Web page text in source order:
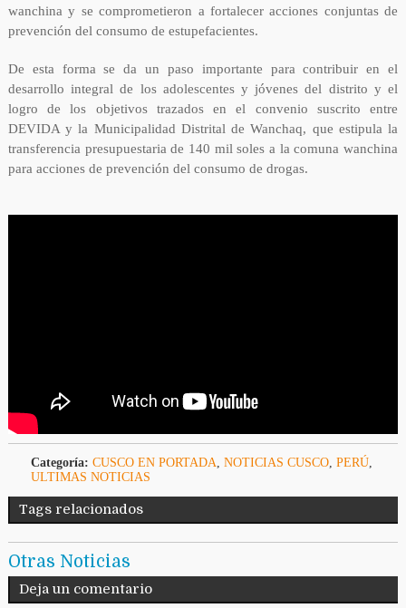
wanchina y se comprometieron a fortalecer acciones conjuntas de
prevención del consumo de estupefacientes.
De esta forma se da un paso importante para contribuir en el
desarrollo integral de los adolescentes y jóvenes del distrito y el
logro de los objetivos trazados en el convenio suscrito entre
DEVIDA y la Municipalidad Distrital de Wanchaq, que estipula la
transferencia presupuestaria de 140 mil soles a la comuna wanchina
para acciones de prevención del consumo de drogas.
Categoría: CUSCO EN PORTADA, NOTICIAS CUSCO, PERÚ,
ULTIMAS NOTICIAS
Tags relacionados
Otras Noticias
Deja un comentario